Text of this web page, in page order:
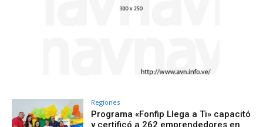
Regiones
Programa «Fonfip Llega a Ti» capacitó
y certificó a 262 emprendedores en